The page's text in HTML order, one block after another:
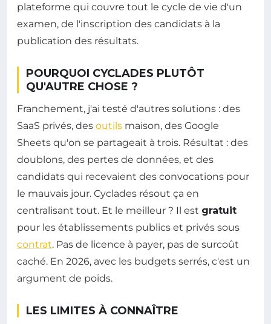
plateforme qui couvre tout le cycle de vie d'un
examen, de l'inscription des candidats à la
publication des résultats.
POURQUOI CYCLADES PLUTÔT
QU'AUTRE CHOSE ?
Franchement, j'ai testé d'autres solutions : des
SaaS privés, des outils maison, des Google
Sheets qu'on se partageait à trois. Résultat : des
doublons, des pertes de données, et des
candidats qui recevaient des convocations pour
le mauvais jour. Cyclades résout ça en
centralisant tout. Et le meilleur ? Il est gratuit
pour les établissements publics et privés sous
contrat. Pas de licence à payer, pas de surcoût
caché. En 2026, avec les budgets serrés, c'est un
argument de poids.
LES LIMITES À CONNAÎTRE